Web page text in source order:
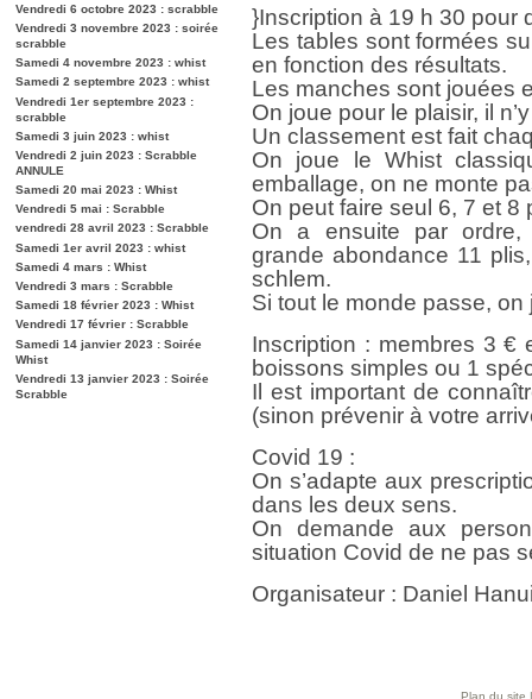
Vendredi 6 octobre 2023 : scrabble
Vendredi 3 novembre 2023 : soirée
scrabble
Samedi 4 novembre 2023 : whist
Samedi 2 septembre 2023 : whist
Vendredi 1er septembre 2023 :
scrabble
Samedi 3 juin 2023 : whist
Vendredi 2 juin 2023 : Scrabble
ANNULE
Samedi 20 mai 2023 : Whist
Vendredi 5 mai : Scrabble
vendredi 28 avril 2023 : Scrabble
Samedi 1er avril 2023 : whist
Samedi 4 mars : Whist
Vendredi 3 mars : Scrabble
Samedi 18 février 2023 : Whist
Vendredi 17 février : Scrabble
Samedi 14 janvier 2023 : Soirée
Whist
Vendredi 13 janvier 2023 : Soirée
Scrabble
}Inscription à 19 h 30 pour
Les tables sont formées
en fonction des résultats.
Les manches sont jouées
On joue pour le plaisir, il
Un classement est fait
On joue le Whist
emballage, on ne monte
On peut faire seul 6, 7 et 8
On a ensuite par ordre,
grande abondance 11
schlem.
Si tout le monde passe,
Inscription : membres 3 €
boissons simples ou 1
Il est important de
(sinon prévenir à votre
Covid 19 :
On s’adapte aux
dans les deux sens.
On demande aux
situation Covid de ne pas
Organisateur : Daniel
Plan du site